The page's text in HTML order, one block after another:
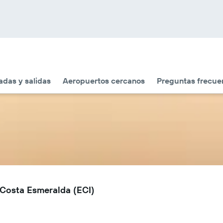
y salidas Aeropuertos cercanos Preguntas
Esmeralda (ECI)